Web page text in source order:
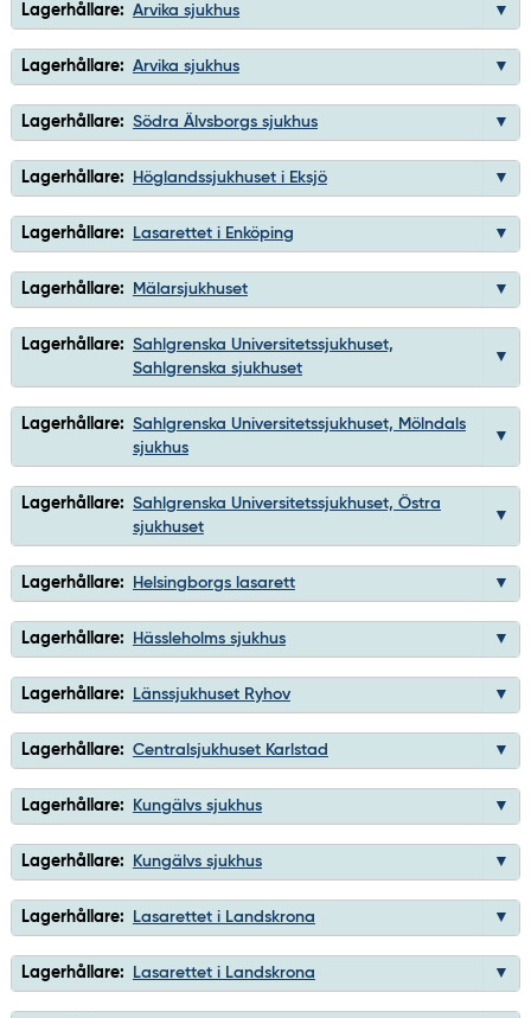
Lagerhållare: Arvika sjukhus
Lagerhållare: Arvika sjukhus
Lagerhållare: Södra Älvsborgs sjukhus
Lagerhållare: Höglandssjukhuset i Eksjö
Lagerhållare: Lasarettet i Enköping
Lagerhållare: Mälarsjukhuset
Lagerhållare: Sahlgrenska Universitetssjukhuset,
Sahlgrenska sjukhuset
Lagerhållare: Sahlgrenska Universitetssjukhuset, Mölndals
sjukhus
Lagerhållare: Sahlgrenska Universitetssjukhuset, Östra
sjukhuset
Lagerhållare: Helsingborgs lasarett
Lagerhållare: Hässleholms sjukhus
Lagerhållare: Länssjukhuset Ryhov
Lagerhållare: Centralsjukhuset Karlstad
Lagerhållare: Kungälvs sjukhus
Lagerhållare: Kungälvs sjukhus
Lagerhållare: Lasarettet i Landskrona
Lagerhållare: Lasarettet i Landskrona